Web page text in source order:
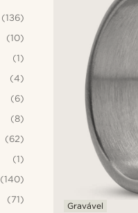
Gravável
(136)
(10)
(1)
(4)
(6)
(8)
(62)
(1)
(140)
(71)